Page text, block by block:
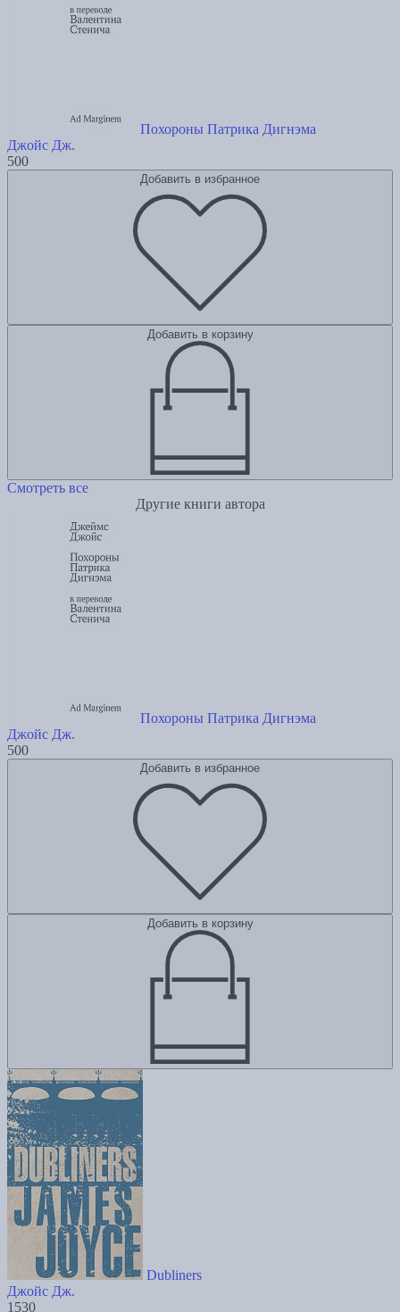
Похороны Патрика Дигнэма
Джойс Дж.
500
Добавить в избранное
Добавить в корзину
Смотреть все
Другие книги автора
Похороны Патрика Дигнэма
Джойс Дж.
500
Добавить в избранное
Добавить в корзину
Dubliners
Джойс Дж.
1530